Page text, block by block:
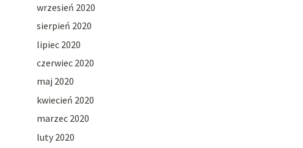
wrzesień 2020
sierpień 2020
lipiec 2020
czerwiec 2020
maj 2020
kwiecień 2020
marzec 2020
luty 2020